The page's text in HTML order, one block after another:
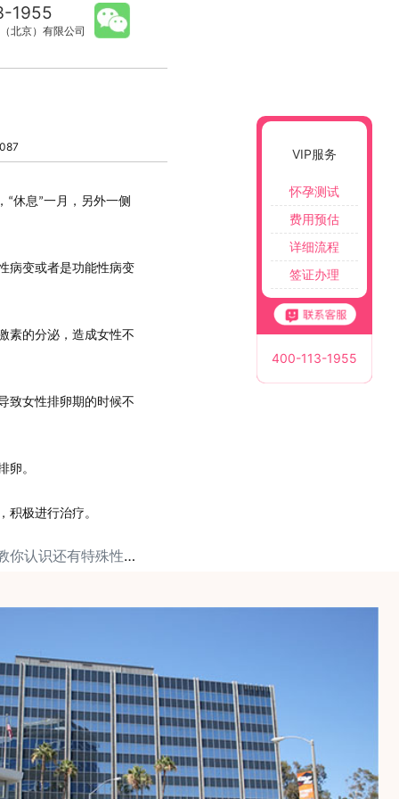
1955
北京）有限公司
“休息”一月，另外一侧
病变或者是功能性病变
素的分泌，造成女性不
致女性排卵期的时候不
卵。
极进行治疗。
下一篇: 麦肯锡健康教你认识还有特殊性取向存在？
VIP服务
怀孕测试
费用预估
详细流程
签证办理
400-113-1955